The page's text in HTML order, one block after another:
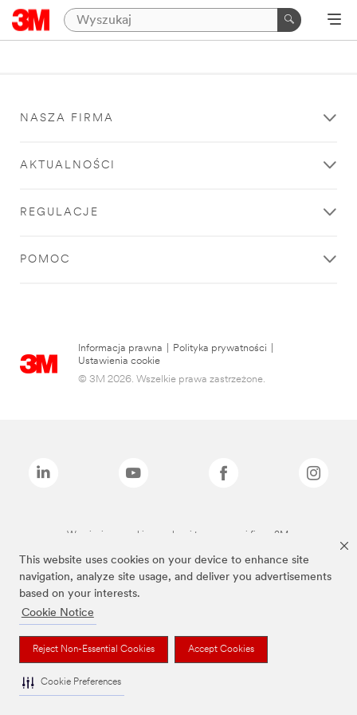
This website uses cookies on your device to enhance site
navigation, analyze site usage, and deliver you advertisements
based on your interests.
Cookie Notice
Reject Non-Essential Cookies Accept Cookies
Cookie Preferences
NASZA FIRMA
AKTUALNOŚCI
REGULACJE
POMOC
Informacja prawna Polityka prywatności
Ustawienia cookie
© 3M 2026. Wszelkie prawa zastrzeżone.
Wymienione marki są znakami towarowymi firmy 3M.